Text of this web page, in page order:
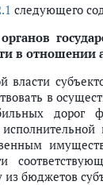
следующего
в отношении
власти
в
дорог
бюджетов